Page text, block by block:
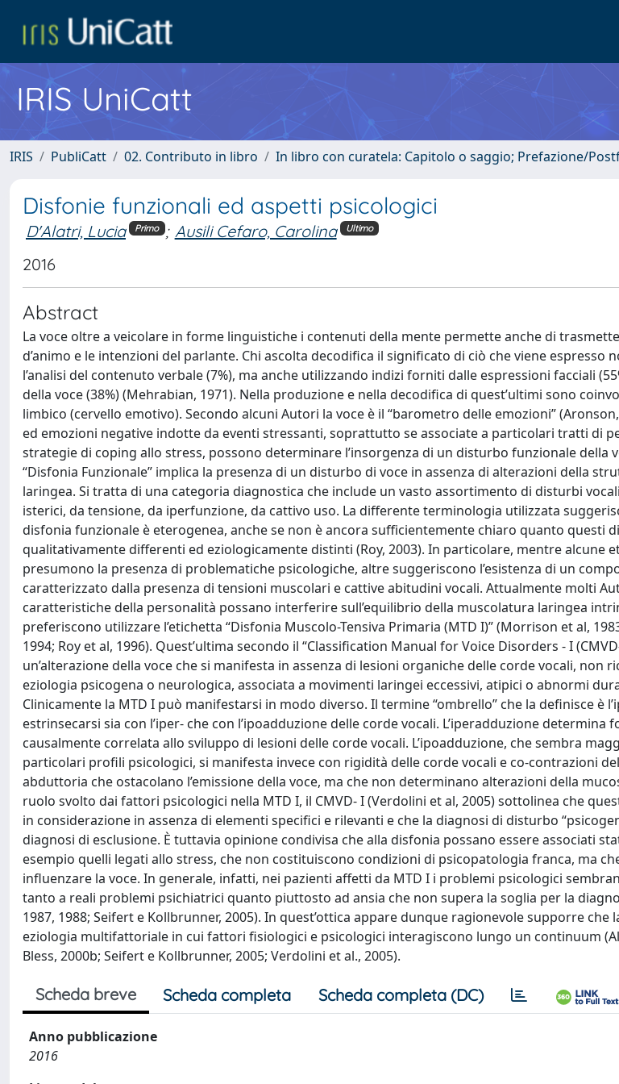
IRIS UniCatt
IRIS PubliCatt 02. Contributo in libro In libro con curatela: Capitolo o saggio; Prefazione/
Disfonie funzionali ed aspetti psicologici
D'Alatri, Lucia Primo ; Ausili Cefaro, Carolina Ultimo
2016
Abstract
La voce oltre a veicolare in forme linguistiche i contenuti della mente permette anche di
d’animo e le intenzioni del parlante. Chi ascolta decodifica il significato di ciò che viene espresso
l’analisi del contenuto verbale (7%), ma anche utilizzando indizi forniti dalle espressioni facciali
della voce (38%) (Mehrabian, 1971). Nella produzione e nella decodifica di quest’ultimi sono
limbico (cervello emotivo). Secondo alcuni Autori la voce è il “barometro delle emozioni” (Aronson,
ed emozioni negative indotte da eventi stressanti, soprattutto se associate a particolari tratti di
strategie di coping allo stress, possono determinare l’insorgenza di un disturbo funzionale della
“Disfonia Funzionale” implica la presenza di un disturbo di voce in assenza di alterazioni della
laringea. Si tratta di una categoria diagnostica che include un vasto assortimento di disturbi
isterici, da tensione, da iperfunzione, da cattivo uso. La differente terminologia utilizzata
disfonia funzionale è eterogenea, anche se non è ancora sufficientemente chiaro quanto questi
qualitativamente differenti ed eziologicamente distinti (Roy, 2003). In particolare, mentre alcune
presumono la presenza di problematiche psicologiche, altre suggeriscono l’esistenza di un
caratterizzato dalla presenza di tensioni muscolari e cattive abitudini vocali. Attualmente molti
caratteristiche della personalità possano interferire sull’equilibrio della muscolatura laringea
preferiscono utilizzare l’etichetta “Disfonia Muscolo-Tensiva Primaria (MTD I)” (Morrison et al,
1994; Roy et al, 1996). Quest’ultima secondo il “Classification Manual for Voice Disorders - I
un’alterazione della voce che si manifesta in assenza di lesioni organiche delle corde vocali, non
eziologia psicogena o neurologica, associata a movimenti laringei eccessivi, atipici o abnormi
Clinicamente la MTD I può manifestarsi in modo diverso. Il termine “ombrello” che la definisce è
estrinsecarsi sia con l’iper- che con l’ipoadduzione delle corde vocali. L’iperadduzione determina
causalmente correlata allo sviluppo di lesioni delle corde vocali. L’ipoadduzione, che sembra
particolari profili psicologici, si manifesta invece con rigidità delle corde vocali e co-contrazioni
abduttoria che ostacolano l’emissione della voce, ma che non determinano alterazioni della
ruolo svolto dai fattori psicologici nella MTD I, il CMVD- I (Verdolini et al, 2005) sottolinea che
in considerazione in assenza di elementi specifici e rilevanti e che la diagnosi di disturbo
diagnosi di esclusione. È tuttavia opinione condivisa che alla disfonia possano essere associati
esempio quelli legati allo stress, che non costituiscono condizioni di psicopatologia franca, ma
influenzare la voce. In generale, infatti, nei pazienti affetti da MTD I i problemi psicologici
tanto a reali problemi psichiatrici quanto piuttosto ad ansia che non supera la soglia per la
1987, 1988; Seifert e Kollbrunner, 2005). In quest’ottica appare dunque ragionevole supporre che
eziologia multifattoriale in cui fattori fisiologici e psicologici interagiscono lungo un continuum
Bless, 2000b; Seifert e Kollbrunner, 2005; Verdolini et al., 2005).
Scheda breve Scheda completa Scheda completa (DC)
Anno pubblicazione
2016